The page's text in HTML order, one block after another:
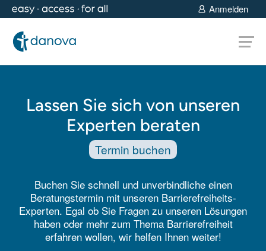
Anmelden
Lassen Sie sich von unseren
Experten beraten
Termin buchen
Buchen Sie schnell und unverbindliche einen
Beratungstermin mit unseren Barrierefreiheits-
Experten. Egal ob Sie Fragen zu unseren Lösungen
haben oder mehr zum Thema Barrierefreiheit
erfahren wollen, wir helfen Ihnen weiter!